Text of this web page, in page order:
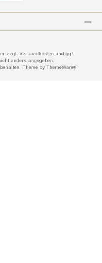
zzgl. Versandkosten und ggf.
anders angegeben.
Theme by ThemeWare®